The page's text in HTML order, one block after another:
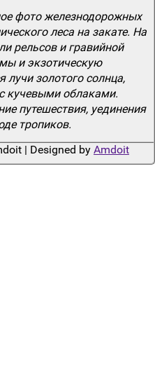
фото железнодорожных
леса на закате. На
рельсов и гравийной
и экзотическую
лучи золотого солнца,
кучевыми облаками.
путешествия, уединения
тропиков.
| Designed by Amdoit